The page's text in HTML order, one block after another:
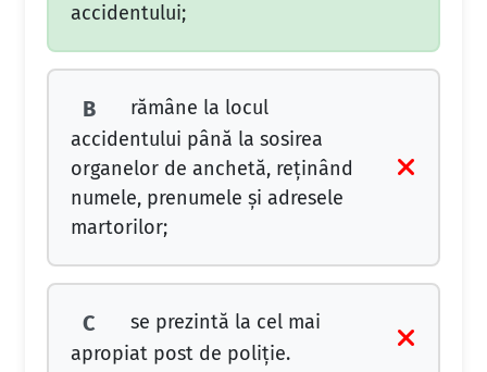
accidentului;
B
rămâne la locul
accidentului până la sosirea
organelor de anchetă, reţinând
numele, prenumele şi adresele
martorilor;
C
se prezintă la cel mai
apropiat post de poliţie.